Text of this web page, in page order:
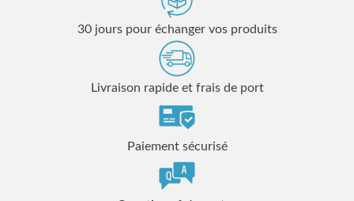
30 jours pour échanger vos produits
Livraison rapide et frais de port
Paiement sécurisé